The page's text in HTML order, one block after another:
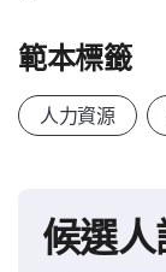
範本標籤
人力資源
候選